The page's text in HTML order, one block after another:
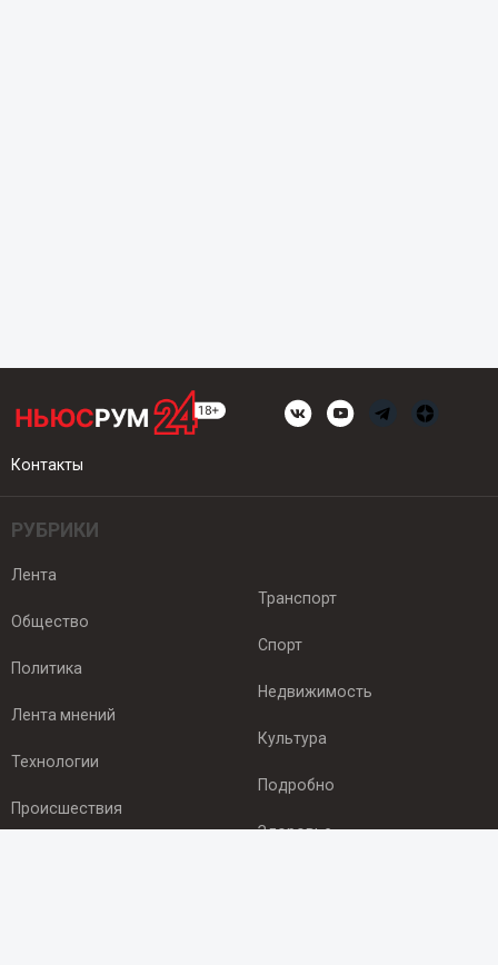
Контакты
РУБРИКИ
Лента
Общество
Политика
Лента мнений
Технологии
Происшествия
Транспорт
Спорт
Недвижимость
Культура
Подробно
Здоровье